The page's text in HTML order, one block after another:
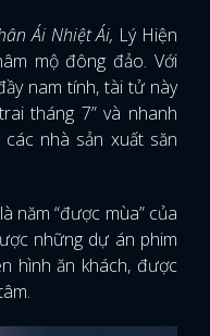
Ái Nhiệt Ái, Lý Hiện
mộ đông đảo. Với
nam tính, tài tử này
tháng 7” và nhanh
nhà sản xuất săn
năm “được mùa” của
những dự án phim
hình ăn khách, được